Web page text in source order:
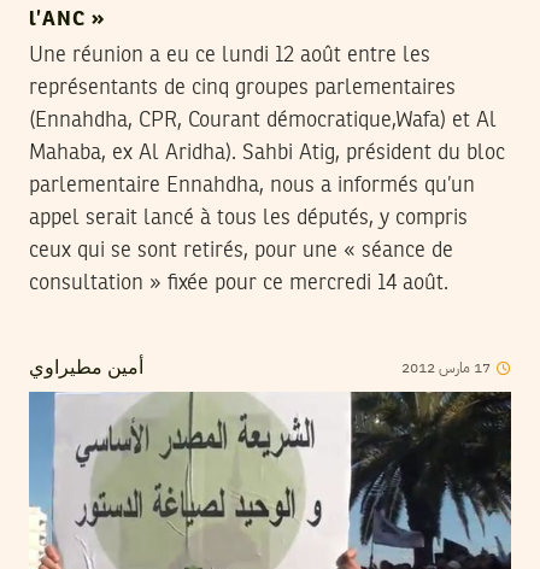
l’ANC »
Une réunion a eu ce lundi 12 août entre les
représentants de cinq groupes parlementaires
(Ennahdha, CPR, Courant démocratique,Wafa) et Al
Mahaba, ex Al Aridha). Sahbi Atig, président du bloc
parlementaire Ennahdha, nous a informés qu’un
appel serait lancé à tous les députés, y compris
ceux qui se sont retirés, pour une « séance de
consultation » fixée pour ce mercredi 14 août.
أمين مطيراوي 17 مارس2012